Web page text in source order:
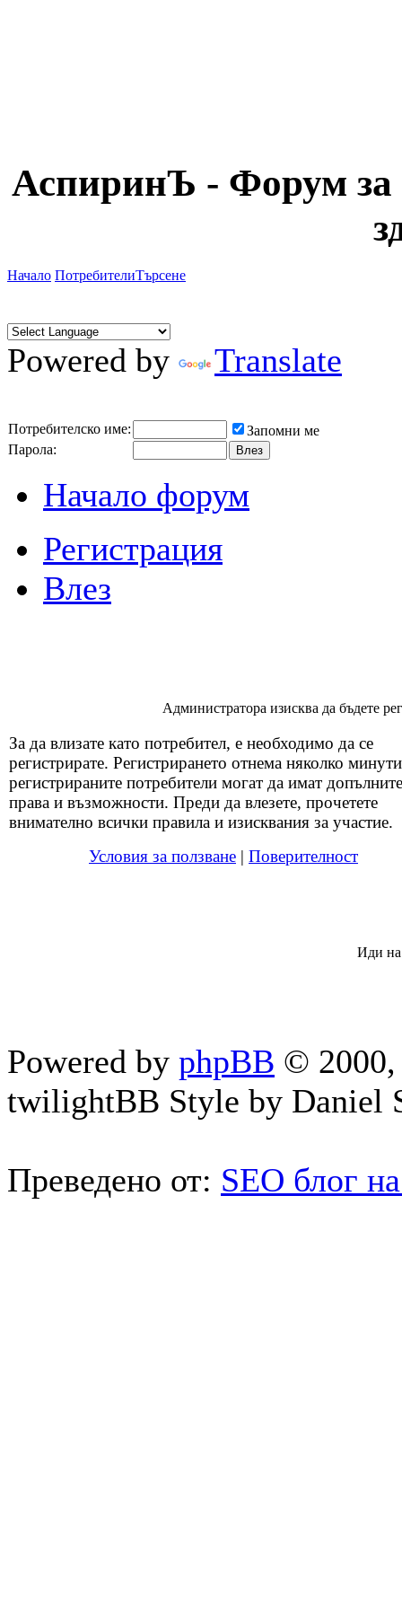
АспиринЪ - Форум за
Начало ПотребителиТърсене
Powered by Translate
Потребителско име:
Запомни ме
Парола:
Начало форум
Регистрация
Влез
Администратора изисква да бъдете
За да влизате като потребител, е необходимо да се
регистрирате. Регистрирането отнема няколко
регистрираните потребители могат да имат
права и възможности. Преди да влезете, прочетете
внимателно всички правила и изисквания за участие.
Условия за ползване | Поверителност
Иди
Powered by phpBB © 2000,
twilightBB Style by Daniel
Преведено от: SEO блог